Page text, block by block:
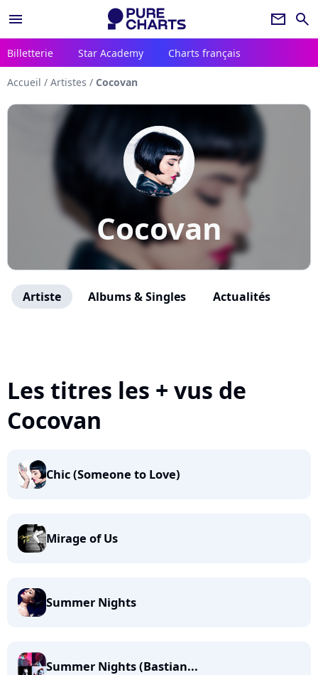
menu newsletter search
Billetterie Star Academy Charts français
Accueil / Artistes / Cocovan
Cocovan
Artiste Albums & Singles Actualités
Les titres les + vus de
Cocovan
Chic (Someone to Love)
Mirage of Us
Summer Nights
Summer Nights (Bastian...